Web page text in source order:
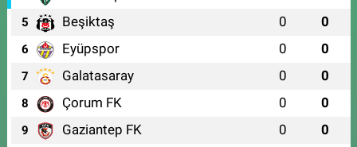
5 Beşiktaş 0 0
6 Eyüpspor 0 0
7 Galatasaray 0 0
8 Çorum FK 0 0
9 Gaziantep FK 0 0